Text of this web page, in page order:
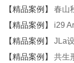
【精品案例】
春山
【精品案例】
i29
【精品案例】
JLa
【精品案例】
共生